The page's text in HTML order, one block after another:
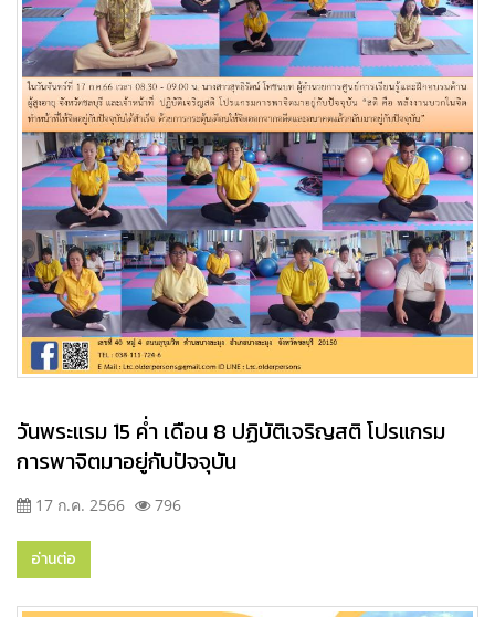
วันพระแรม 15 ค่ำ เดือน 8 ปฏิบัติเจริญสติ โปรแกรม
การพาจิตมาอยู่กับปัจจุบัน
17 ก.ค. 2566 796
อ่านต่อ